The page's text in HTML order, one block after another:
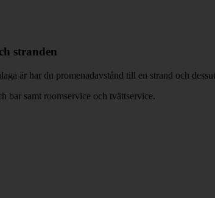
stranden
är har du promenadavstånd till en strand och
bar samt roomservice och tvättservice.